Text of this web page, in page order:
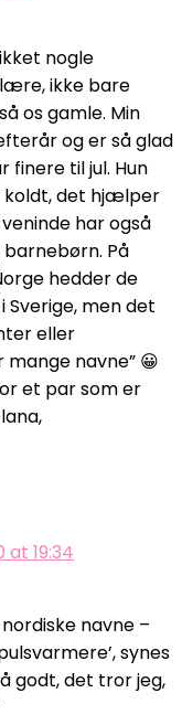
nogle
ikke bare
os gamle. Min
og er så glad
finere til jul. Hun
koldt, det hjælper
har også
På
hedder de
men det
eller
navne” 😀
et par som er
at 19:34
navne –
synes
godt, det tror jeg,